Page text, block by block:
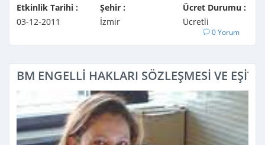
Etkinlik Tarihi :
03-12-2011
Şehir :
İzmir
Ücret Durumu :
Ücretli
0 Yorum
BM ENGELLİ HAKLARI SÖZLEŞMESİ VE EŞİT